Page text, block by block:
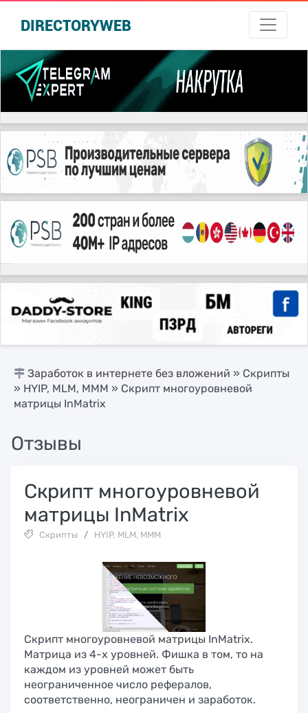
DIRECTORYWEB
Заработок в интернете без вложений » Скрипты
» HYIP, MLM, МММ » Скрипт многоуровневой
матрицы InMatrix
Отзывы
Скрипт многоуровневой
матрицы InMatrix
Скрипты / HYIP, MLM, МММ
Скрипт многоуровневой матрицы InMatrix.
Матрица из 4-х уровней. Фишка в том, то на
каждом из уровней может быть
неограниченное число рефералов,
соответственно, неограничен и заработок.